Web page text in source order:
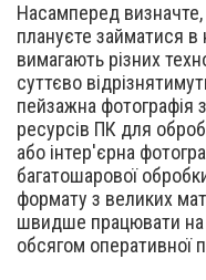
Насамперед
плануєте займатися в
вимагають різних
суттєво
пейзажна фотографія
ресурсів ПК для
або інтер'єрна
багатошарової
формату з великих
швидше працювати
обсягом оперативної